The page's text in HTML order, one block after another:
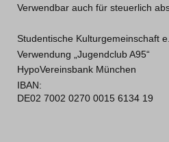
Verwendbar auch für steuerlich
Studentische Kulturgemeinschaft
Verwendung „Jugendclub A95“
HypoVereinsbank München
IBAN:
DE02 7002 0270 0015 6134 19